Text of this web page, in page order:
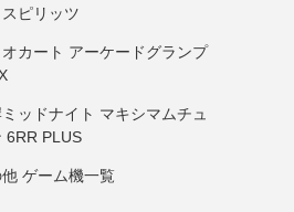
ピリッツ
カート アーケードグランプ
ッドナイト マキシマムチュ
6RR PLUS
ゲーム機一覧